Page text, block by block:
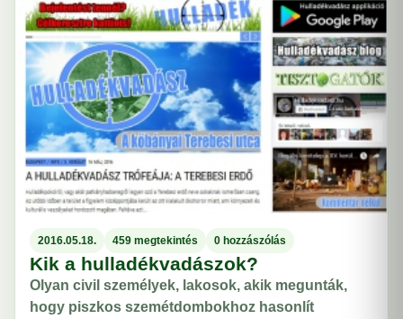
2016.05.18. 459 megtekintés 0 hozzászólás
Kik a hulladékvadászok?
Olyan civil személyek, lakosok, akik megunták,
hogy piszkos szemétdombokhoz hasonlít